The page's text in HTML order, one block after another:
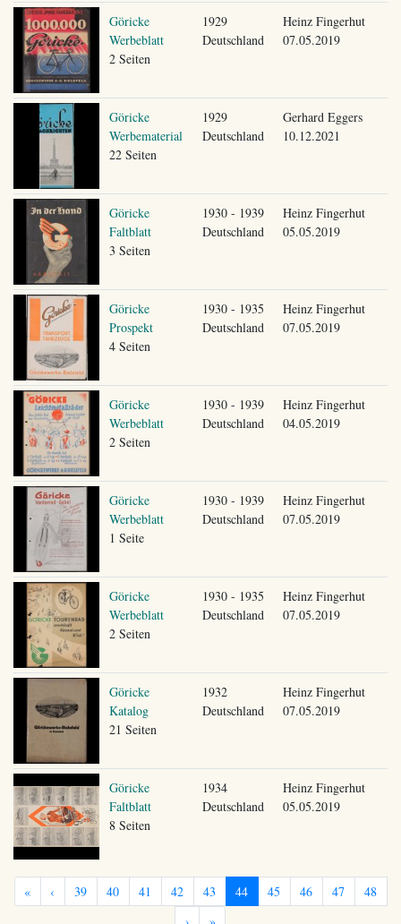
Göricke
Werbeblatt
2 Seiten
1929
Deutschland
Heinz Fingerhut
07.05.2019
Göricke
Werbematerial
22 Seiten
1929
Deutschland
Gerhard Eggers
10.12.2021
Göricke
Faltblatt
3 Seiten
1930 - 1939
Deutschland
Heinz Fingerhut
05.05.2019
Göricke
Prospekt
4 Seiten
1930 - 1935
Deutschland
Heinz Fingerhut
07.05.2019
Göricke
Werbeblatt
2 Seiten
1930 - 1939
Deutschland
Heinz Fingerhut
04.05.2019
Göricke
Werbeblatt
1 Seite
1930 - 1939
Deutschland
Heinz Fingerhut
07.05.2019
Göricke
Werbeblatt
2 Seiten
1930 - 1935
Deutschland
Heinz Fingerhut
07.05.2019
Göricke
Katalog
21 Seiten
1932
Deutschland
Heinz Fingerhut
07.05.2019
Göricke
Faltblatt
8 Seiten
1934
Deutschland
Heinz Fingerhut
05.05.2019
« ‹ 39 40 41 42 43 44 45 46 47
48
›
»